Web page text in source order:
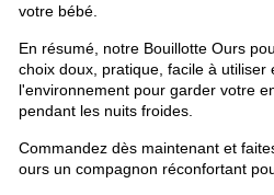
votre bébé.
En résumé, notre Bouillotte Ours
choix doux, pratique, facile à utiliser
l'environnement pour garder votre
pendant les nuits froides.
Commandez dès maintenant et
ours un compagnon réconfortant